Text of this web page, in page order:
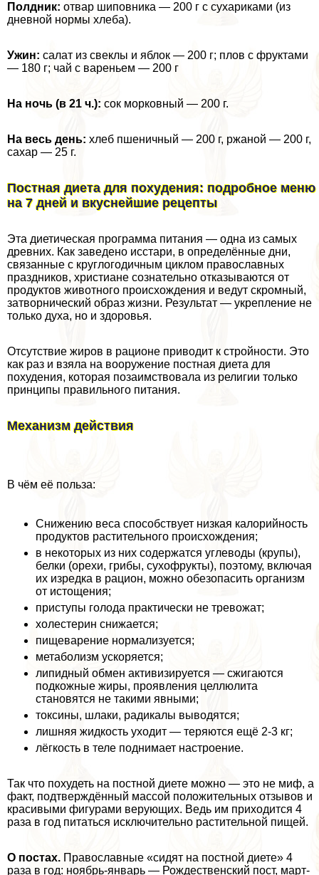
Полдник: отвар шиповника — 200 г с сухариками (из
дневной нормы хлеба).
Ужин: салат из свеклы и яблок — 200 г; плов с фруктами
— 180 г; чай с вареньем — 200 г
На ночь (в 21 ч.): сок морковный — 200 г.
На весь день: хлеб пшеничный — 200 г, ржаной — 200 г,
сахар — 25 г.
Постная диета для похудения: подробное меню
на 7 дней и вкуснейшие рецепты
Эта диетическая программа питания — одна из самых
древних. Как заведено исстари, в определённые дни,
связанные с круглогодичным циклом православных
праздников, христиане сознательно отказываются от
продуктов животного происхождения и ведут скромный,
затворнический образ жизни. Результат — укрепление не
только духа, но и здоровья.
Отсутствие жиров в рационе приводит к стройности. Это
как раз и взяла на вооружение постная диета для
похудения, которая позаимствовала из религии только
принципы правильного питания.
Механизм действия
В чём её польза:
Снижению веса способствует низкая калорийность
продуктов растительного происхождения;
в некоторых из них содержатся углеводы (крупы),
белки (орехи, грибы, сухофрукты), поэтому, включая
их изредка в рацион, можно обезопасить организм
от истощения;
приступы голода пpaктически не тревожат;
холестерин снижается;
пищеварение нормализуется;
метаболизм ускоряется;
липидный обмен активизируется — сжигаются
подкожные жиры, проявления целлюлита
становятся не такими явными;
токсины, шлаки, радикалы выводятся;
лишняя жидкость уходит — теряются ещё 2-3 кг;
лёгкость в теле поднимает настроение.
Так что похудеть на постной диете можно — это не миф, а
факт, подтверждённый массой положительных отзывов и
красивыми фигурами верующих. Ведь им приходится 4
раза в год питаться исключительно растительной пищей.
О постах. Православные «сидят на постной диете» 4
раза в год: ноябрь-январь — Рождественский пост, март-